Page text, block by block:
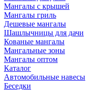
Мангалы с крышей
Мангалы гриль
Дешевые мангалы
Шашлычницы для дачи
Кованые мангалы
Мангальные зоны
Мангалы оптом
Каталог
Автомобильные навесы
Беседки